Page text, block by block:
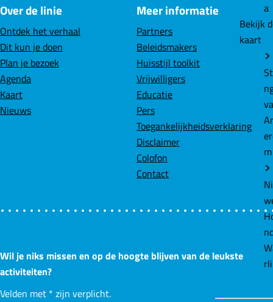
a
Bekijk
kaart
m
e
b
o
o
k
k
d
I
n
A
Over de linie
Ontdek het verhaal
Dit kun je doen
Plan je bezoek
Agenda
Kaart
Nieuws
Meer informatie
Partners
Beleidsmakers
Huisstijl toolkit
Vrijwilligers
Educatie
Pers
Toegankelijkheidsverklaring
Disclaimer
Colofon
Contact
Wil je niks missen en op de hoogte blijven van de leukste
activiteiten?
Velden met * zijn verplicht.